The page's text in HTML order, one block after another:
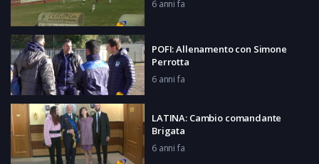
6 anni fa
POFI: Allenamento con Simone
Perrotta
6 anni fa
LATINA: Cambio comandante
Brigata
6 anni fa